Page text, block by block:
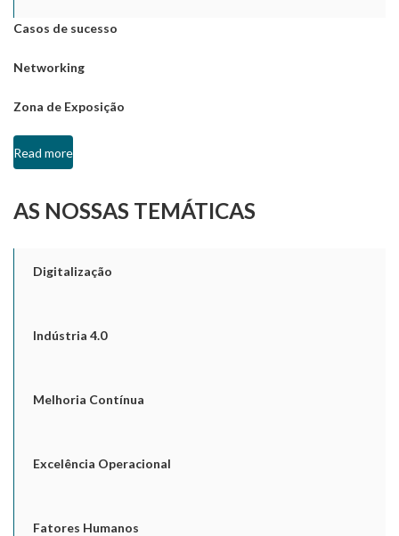
Casos de sucesso
Networking
Zona de Exposição
Read more
AS NOSSAS TEMÁTICAS
Digitalização
Indústria 4.0
Melhoria Contínua
Excelência Operacional
Fatores Humanos